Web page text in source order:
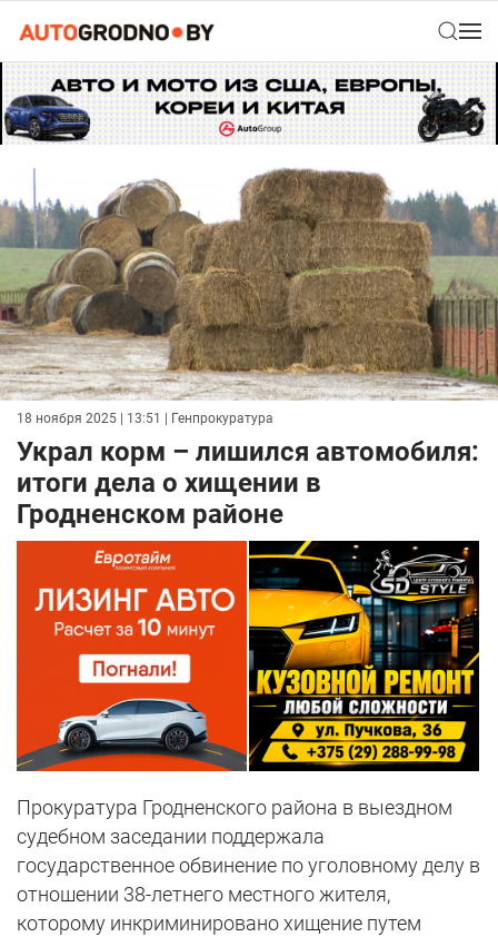
18 ноября 2025 | 13:51 | Генпрокуратура
Украл корм – лишился автомобиля:
итоги дела о хищении в
Гродненском районе
Прокуратура Гродненского района в выездном
судебном заседании поддержала
государственное обвинение по уголовному делу в
отношении 38-летнего местного жителя,
которому инкриминировано хищение путем